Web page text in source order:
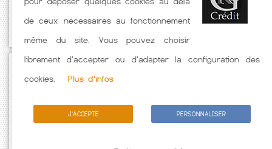
hors assurance. Taux crédit immobilier indicatif fonction des
caractéristiques de l'emprunteur.
de ceux nécessaires au fonctionnement
même du site. Vous pouvez choisir
librement d'accepter ou d'adapter la configuration des
cookies.
Plus d'infos
J'ACCEPTE PERSONNALISER